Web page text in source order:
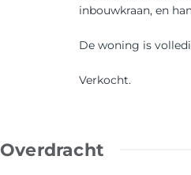
inbouwkraan, en
De woning is
Verkocht.
Overdracht